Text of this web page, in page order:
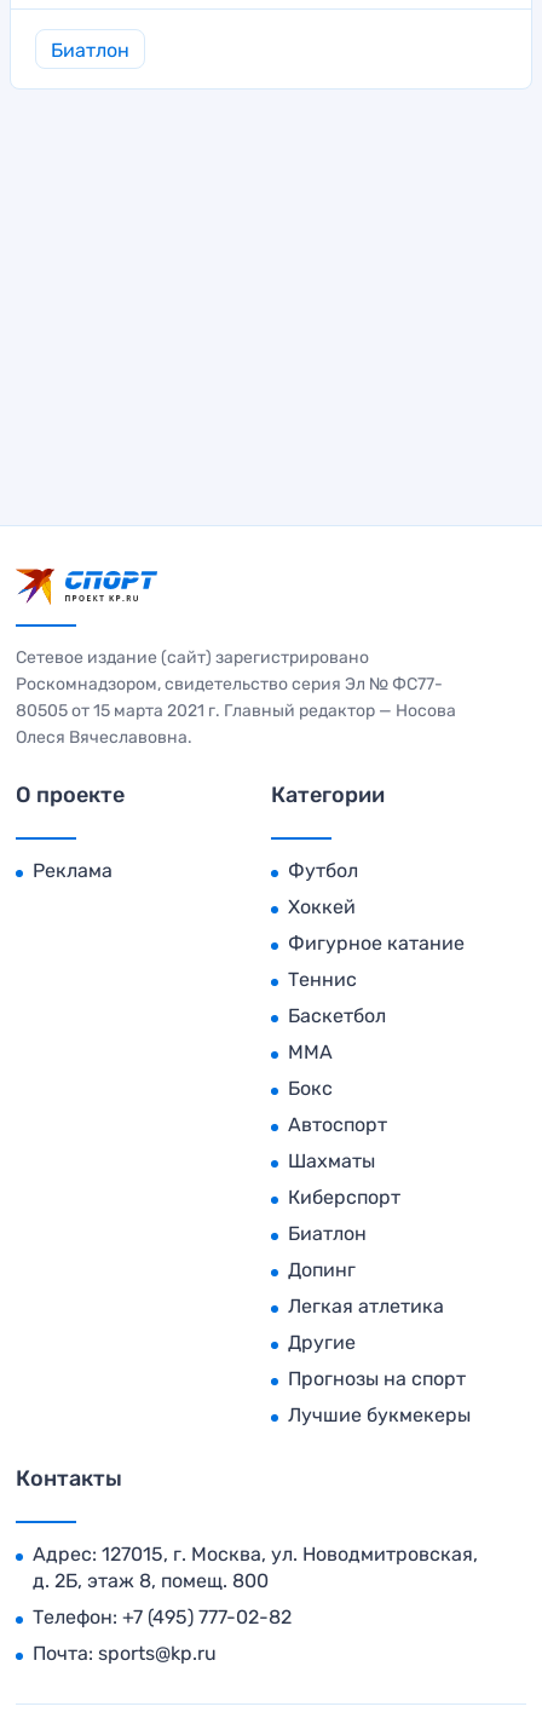
Биатлон
Сетевое издание (сайт) зарегистрировано
Роскомнадзором, свидетельство серия Эл № ФС77-
80505 от 15 марта 2021 г. Главный редактор — Носова
Олеся Вячеславовна.
О проекте
Реклама
Категории
Футбол
Хоккей
Фигурное катание
Теннис
Баскетбол
MMA
Бокс
Автоспорт
Шахматы
Киберспорт
Биатлон
Допинг
Легкая атлетика
Другие
Прогнозы на спорт
Лучшие букмекеры
Контакты
Адрес: 127015, г. Москва, ул. Новодмитровская,
д. 2Б, этаж 8, помещ. 800
Телефон: +7 (495) 777-02-82
Почта: sports@kp.ru